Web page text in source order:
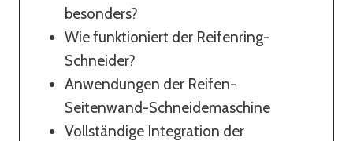
besonders?
Wie funktioniert der Reifenring-
Schneider?
Anwendungen der Reifen-
Seitenwand-Schneidemaschine
Vollständige Integration der